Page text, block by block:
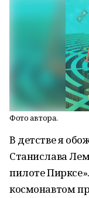
Фото автора.
В детстве я
Станислава
пилоте
космонавтом